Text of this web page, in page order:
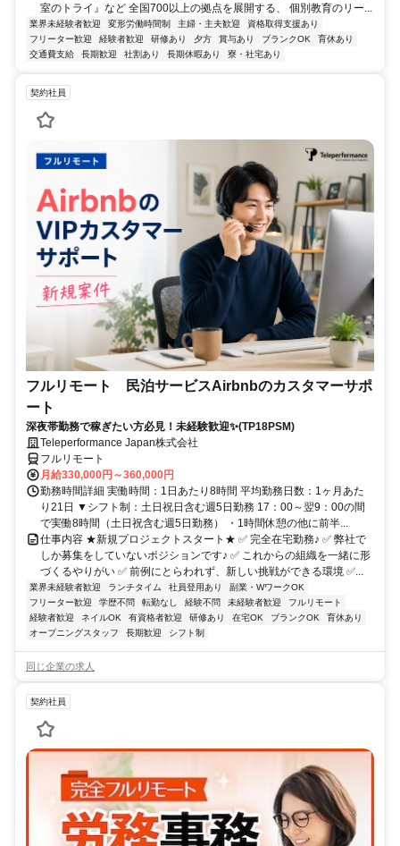
室のトライ』など 全国700以上の拠点を展開する、 個別教育のリー...
業界未経験者歓迎 変形労働時間制 主婦・主夫歓迎
資格取得支援あり
フリーター歓迎
経験者歓迎 研修あり 夕方 賞与あり ブランクOK
育休あり
交通費支給
長期歓迎 社割あり 長期休暇あり 寮・社宅あり
契約社員
フルリモート 民泊サービスAirbnbのカスタマーサポ
ート
深夜帯勤務で稼ぎたい方必見！未経験歓迎✨(TP18PSM)
Teleperformance Japan株式会社
フルリモート
月給330,000円～360,000円
勤務時間詳細 実働時間：1日あたり8時間 平均勤務日数：1ヶ月あた
り21日 ▼シフト制：土日祝日含む週5日勤務 17：00～翌9：00の間
で実働8時間（土日祝含む週5日勤務） ・1時間休憩の他に前半...
仕事内容 ★新規プロジェクトスタート★ ✅ 完全在宅勤務♪ ✅ 弊社で
しか募集をしていないポジションです♪ ✅ これからの組織を一緒に形
づくるやりがい ✅ 前例にとらわれず、新しい挑戦ができる環境 ✅...
業界未経験者歓迎 ランチタイム 社員登用あり
副業・WワークOK
フリーター歓迎
学歴不問 転勤なし 経験不問 未経験者歓迎
フルリモート
経験者歓迎
ネイルOK 有資格者歓迎 研修あり 在宅OK ブランクOK
育休あり
オープニングスタッフ
長期歓迎 シフト制
同じ企業の求人
契約社員